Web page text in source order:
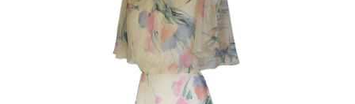
design templates, learn
creative skills or even hire
freelancers. With an industry-
leading marketplace paired
with an unlimited subscription
service, Envato helps creatives